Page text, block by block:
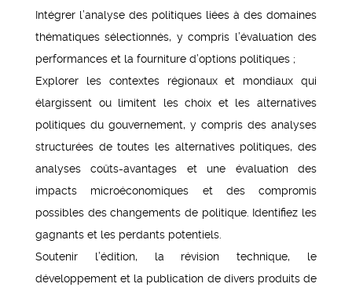
Intégrer l’analyse des politiques liées à des domaines
thématiques sélectionnés, y compris l’évaluation des
performances et la fourniture d’options politiques ;
Explorer les contextes régionaux et mondiaux qui
élargissent ou limitent les choix et les alternatives
politiques du gouvernement, y compris des analyses
structurées de toutes les alternatives politiques, des
analyses coûts-avantages et une évaluation des
impacts microéconomiques et des compromis
possibles des changements de politique. Identifiez les
gagnants et les perdants potentiels.
Soutenir l’édition, la révision technique, le
développement et la publication de divers produits de